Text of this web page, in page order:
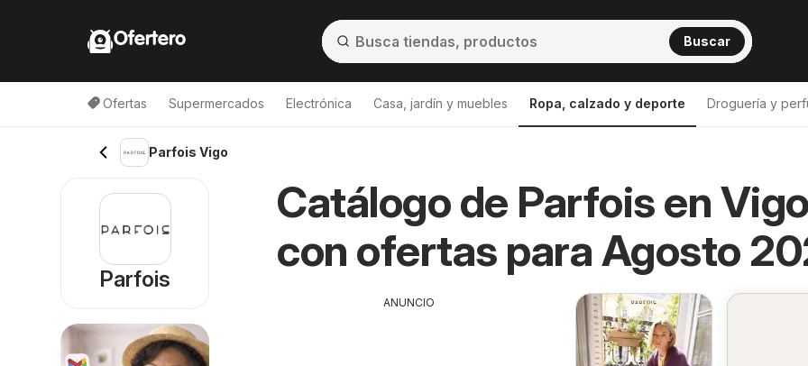
Ofertero Buscar
Ofertas Supermercados Electrónica Casa, jardín y muebles Ropa, calzado y deporte Droguería y
Parfois Vigo
Catálogo de Parfois en
con ofertas para Agosto
ANUNCIO
Parfois